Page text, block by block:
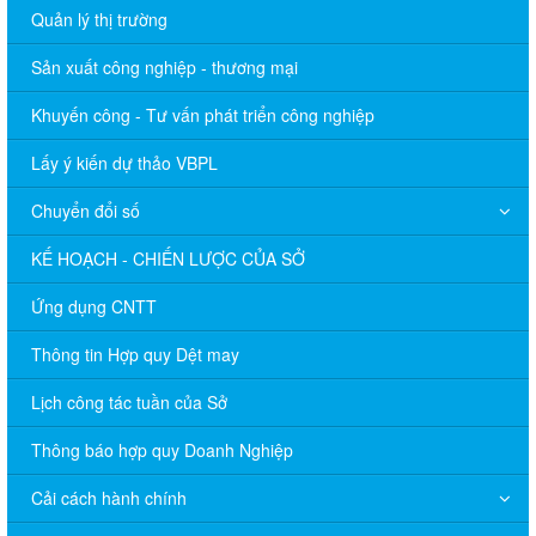
Quản lý thị trường
Sản xuất công nghiệp - thương mại
Khuyến công - Tư vấn phát triển công nghiệp
Lấy ý kiến dự thảo VBPL
Chuyển đổi số
KẾ HOẠCH - CHIẾN LƯỢC CỦA SỞ
Ứng dụng CNTT
Thông tin Hợp quy Dệt may
Lịch công tác tuần của Sở
Thông báo hợp quy Doanh Nghiệp
Cải cách hành chính